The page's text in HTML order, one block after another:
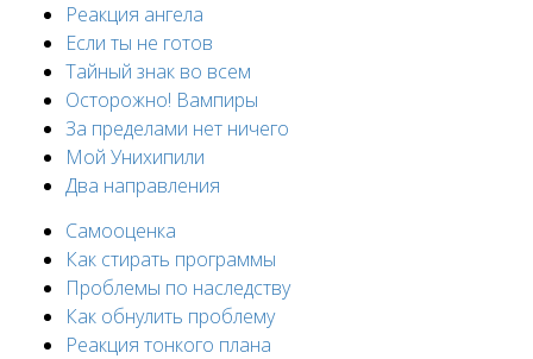
Реакция ангела
Если ты не готов
Тайный знак во всем
Осторожно! Вампиры
За пределами нет ничего
Мой Унихипили
Два направления
Cамооценка
Как стирать программы
Проблемы по наследству
Как обнулить проблему
Реакция тонкого плана